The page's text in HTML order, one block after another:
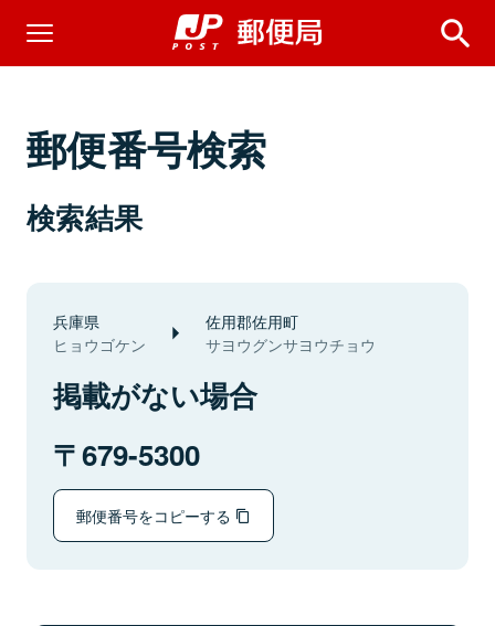
郵便番号検索
検索結果
兵庫県
ヒョウゴケン
佐用郡佐用町
サヨウグンサヨウチョウ
掲載がない場合
679-5300
郵便番号をコピーする